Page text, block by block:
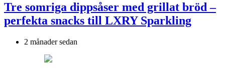
Tre somriga dippsåser med grillat bröd –
perfekta snacks till LXRY Sparkling
2 månader sedan